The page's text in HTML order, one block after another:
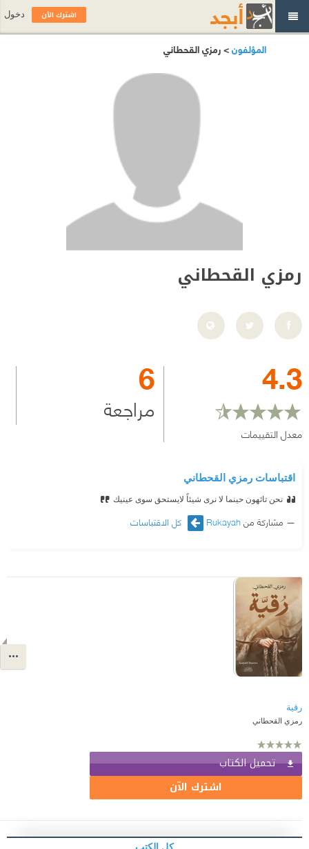
المؤلفون> رمزي القحطاني
رمزي القحطاني
4.3
معدل التقييمات
6
مراجعة
اقتباسات رمزي القحطاني
نحن تائهون حينما لا نرى شيئاً لايستحق سوى عينيك
مشاركة منRukayah كل الاقتباسات
رقية
رمزي القحطاني
تحميل الكتاب
اشترك الآن
كل الكتب
اشترك الآن دخول